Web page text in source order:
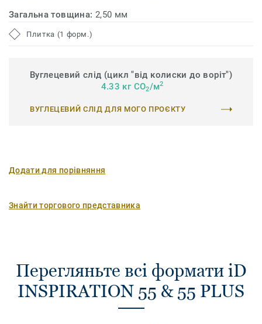
Загальна товщина: 2,50 мм
Плитка (1 форм.)
Вуглецевий слід (цикл "від колиски до воріт")
4.33 кг CO2/м2
ВУГЛЕЦЕВИЙ СЛІД ДЛЯ МОГО ПРОЄКТУ
Додати для порівняння
Знайти торгового представника
Перегляньте всі формати iD
INSPIRATION 55 & 55 PLUS